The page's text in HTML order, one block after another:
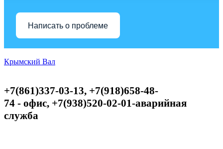
Написать о проблеме
Крымский Вал
+7(861)337-03-13, +7(918)658-48-
74 - офис, +7(938)520-02-01-аварийная
служба